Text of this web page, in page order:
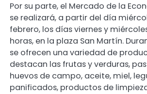
Por su parte, el Mercado de la
se realizará, a partir del día
febrero, los días viernes y
horas, en la plaza San Martín.
se ofrecen una variedad de
destacan las frutas y verduras,
huevos de campo, aceite, miel,
panificados, productos de